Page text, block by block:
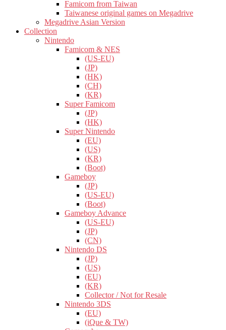
Famicom from Taiwan
Taiwanese original games on Megadrive
Megadrive Asian Version
Collection
Nintendo
Famicom & NES
(US-EU)
(JP)
(HK)
(CH)
(KR)
Super Famicom
(JP)
(HK)
Super Nintendo
(EU)
(US)
(KR)
(Boot)
Gameboy
(JP)
(US-EU)
(Boot)
Gameboy Advance
(US-EU)
(JP)
(CN)
Nintendo DS
(JP)
(US)
(EU)
(KR)
Collector / Not for Resale
Nintendo 3DS
(EU)
(iQue & TW)